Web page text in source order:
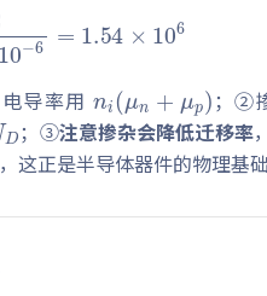
10− 6=1.54×10
导率用 ；②
N
；③注意掺杂会降低迁移率
这正是半导体器件的物理基础